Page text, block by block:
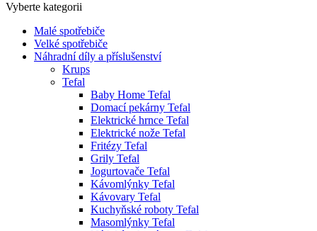
Vyberte kategorii
Malé spotřebiče
Velké spotřebiče
Náhradní díly a příslušenství
Krups
Tefal
Baby Home Tefal
Domací pekárny Tefal
Elektrické hrnce Tefal
Elektrické nože Tefal
Fritézy Tefal
Grily Tefal
Jogurtovače Tefal
Kávomlýnky Tefal
Kávovary Tefal
Kuchyňské roboty Tefal
Masomlýnky Tefal